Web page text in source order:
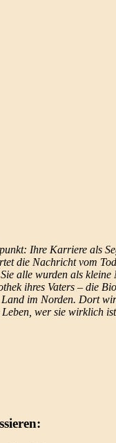
Ihre Karriere als
die Nachricht vom
alle wurden als
ihres Vaters – die
im Norden. Dort
wer sie wirklich